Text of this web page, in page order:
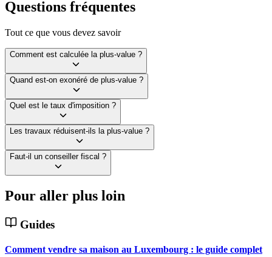
Questions fréquentes
Tout ce que vous devez savoir
Comment est calculée la plus-value ?
Quand est-on exonéré de plus-value ?
Quel est le taux d'imposition ?
Les travaux réduisent-ils la plus-value ?
Faut-il un conseiller fiscal ?
Pour aller plus loin
Guides
Comment vendre sa maison au Luxembourg : le guide complet